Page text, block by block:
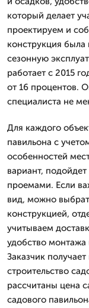
который делает
проектируем и
конструкция
сезонную
работает с 2015
от 16 процентов.
специалиста не
Для каждого
павильона с
особенностей
вариант,
проемами. Если
вид, можно
конструкцией,
учитываем
удобство монтажа
Заказчик
строительство
рассчитаны цена
садового